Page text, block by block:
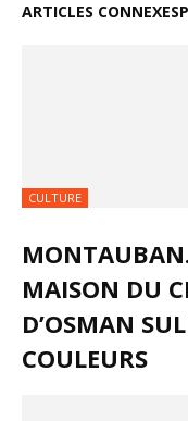
ARTICLES CONNEXES
CULTURE
MAISON DU
D’OSMAN
COULEURS